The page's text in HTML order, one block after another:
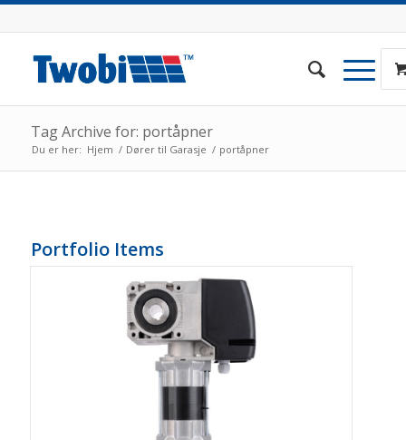
Tag Archive for: portåpner
Du er her: Hjem / Dører til Garasje / portåpner
Portfolio Items